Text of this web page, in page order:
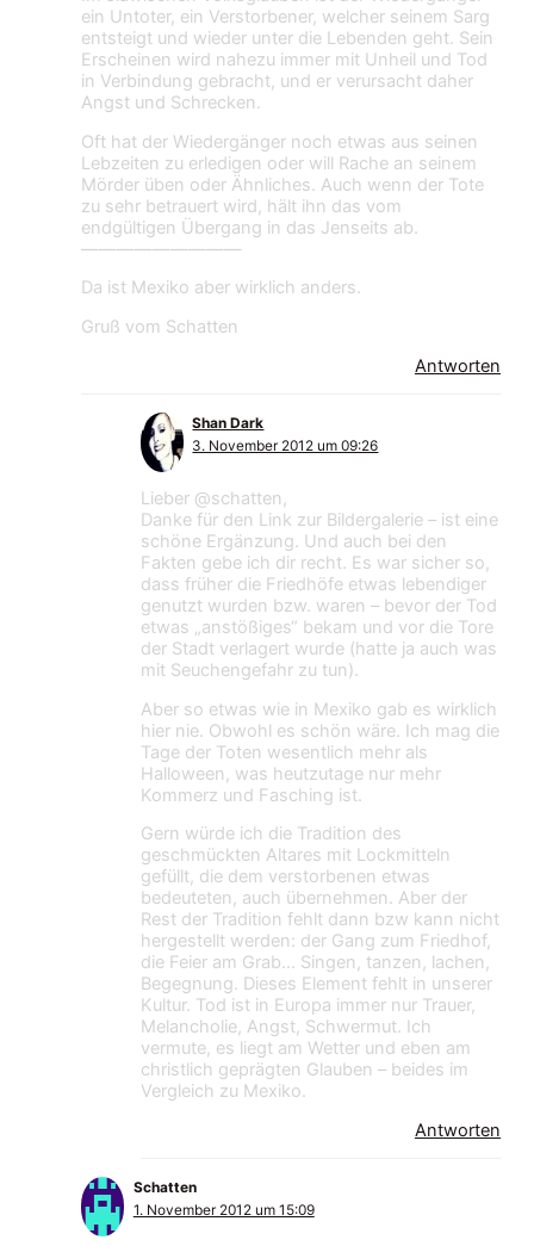
ein Untoter, ein Verstorbener, welcher seinem Sarg
entsteigt und wieder unter die Lebenden geht. Sein
Erscheinen wird nahezu immer mit Unheil und Tod
in Verbindung gebracht, und er verursacht daher
Angst und Schrecken.
Oft hat der Wiedergänger noch etwas aus seinen
Lebzeiten zu erledigen oder will Rache an seinem
Mörder üben oder Ähnliches. Auch wenn der Tote
zu sehr betrauert wird, hält ihn das vom
endgültigen Übergang in das Jenseits ab.
—————————
Da ist Mexiko aber wirklich anders.
Gruß vom Schatten
Antworten
Shan Dark
3. November 2012 um 09:26
Lieber @schatten,
Danke für den Link zur Bildergalerie – ist eine
schöne Ergänzung. Und auch bei den
Fakten gebe ich dir recht. Es war sicher so,
dass früher die Friedhöfe etwas lebendiger
genutzt wurden bzw. waren – bevor der Tod
etwas „anstößiges“ bekam und vor die Tore
der Stadt verlagert wurde (hatte ja auch was
mit Seuchengefahr zu tun).
Aber so etwas wie in Mexiko gab es wirklich
hier nie. Obwohl es schön wäre. Ich mag die
Tage der Toten wesentlich mehr als
Halloween, was heutzutage nur mehr
Kommerz und Fasching ist.
Gern würde ich die Tradition des
geschmückten Altares mit Lockmitteln
gefüllt, die dem verstorbenen etwas
bedeuteten, auch übernehmen. Aber der
Rest der Tradition fehlt dann bzw kann nicht
hergestellt werden: der Gang zum Friedhof,
die Feier am Grab… Singen, tanzen, lachen,
Begegnung. Dieses Element fehlt in unserer
Kultur. Tod ist in Europa immer nur Trauer,
Melancholie, Angst, Schwermut. Ich
vermute, es liegt am Wetter und eben am
christlich geprägten Glauben – beides im
Vergleich zu Mexiko.
Antworten
Schatten
1. November 2012 um 15:09